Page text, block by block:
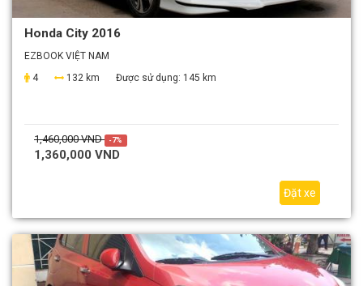
Honda City 2016
EZBOOK VIỆT NAM
4
132 km Được sử dụng: 145 km
1,460,000 VND -7%
1,360,000 VND
Đặt xe